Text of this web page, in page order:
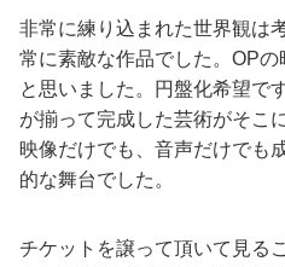
非常に練り込まれた世界観は
常に素敵な作品でした。OPの
と思いました。円盤化希望で
が揃って完成した芸術がそこ
映像だけでも、音声だけでも
的な舞台でした。
チケットを譲って頂いて見る